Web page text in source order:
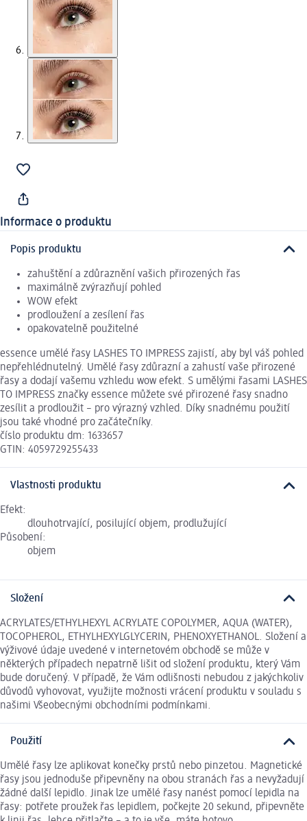
Informace o produktu
Popis produktu
zahuštění a zdůraznění vašich přirozených řas
maximálně zvýrazňují pohled
WOW efekt
prodloužení a zesílení řas
opakovatelně použitelné
essence umělé řasy LASHES TO IMPRESS zajistí, aby byl váš pohled
nepřehlédnutelný. Umělé řasy zdůrazní a zahustí vaše přirozené
řasy a dodají vašemu vzhledu wow efekt. S umělými řasami LASHES
TO IMPRESS značky essence můžete své přirozené řasy snadno
zesílit a prodloužit – pro výrazný vzhled. Díky snadnému použití
jsou také vhodné pro začátečníky.
číslo produktu dm: 1633657
GTIN: 4059729255433
Vlastnosti produktu
Efekt:
dlouhotrvající, posilující objem, prodlužující
Působení:
objem
Složení
ACRYLATES/ETHYLHEXYL ACRYLATE COPOLYMER, AQUA (WATER),
TOCOPHEROL, ETHYLHEXYLGLYCERIN, PHENOXYETHANOL. Složení a
výživové údaje uvedené v internetovém obchodě se může v
některých případech nepatrně lišit od složení produktu, který Vám
bude doručený. V případě, že Vám odlišnosti nebudou z jakýchkoliv
důvodů vyhovovat, využijte možnosti vrácení produktu v souladu s
našimi Všeobecnými obchodními podmínkami.
Použití
Umělé řasy lze aplikovat konečky prstů nebo pinzetou. Magnetické
řasy jsou jednoduše připevněny na obou stranách řas a nevyžadují
žádné další lepidlo. Jinak lze umělé řasy nanést pomocí lepidla na
řasy: potřete proužek řas lepidlem, počkejte 20 sekund, připevněte